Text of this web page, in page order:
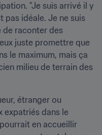
"Je suis arrivé il y
pas idéale. Je ne suis
de raconter des
juste promettre que
le maximum, mais ça
étranger ou
expatriés dans le
en accueillir